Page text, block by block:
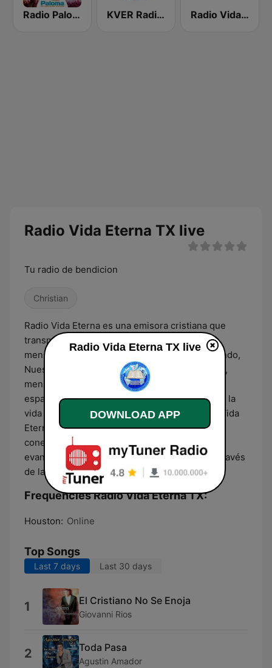
Radio Paloma Partyschlager KVER Radio Manantial 91.1 FM Radio Vida 91.9 FM
Radio Vida Eterna TX live
Tu radio de bendicion
Christian
Radio Vida Eterna es una emisora cristiana que
transmite desde Houston, Texas, llevando un
mensaje de fe, esperanza y amor a todo el mundo,
Nuestra programación incluye música cristiana,
mensajes inspiradores, enseñanzas bíblicas y
espacios de oración, diseñados para fortalecer la
vida espiritual de nuestros oyentes. En Radio Vida
Eterna buscamos ser un faro de luz y guía,
conectando corazones con los valores del
evangelio y promoviendo la paz y la unidad a través
de la palabra de Dios.
Frequencies Radio Vida Eterna TX:
Houston: Online
Top Songs
Last 7 days Last 30 days
1 El Cristiano No Se Enoja
Giovanni Rios
2 Toda Pasa
Agustin Amador
Radio Vida Eterna TX live
DOWNLOAD APP